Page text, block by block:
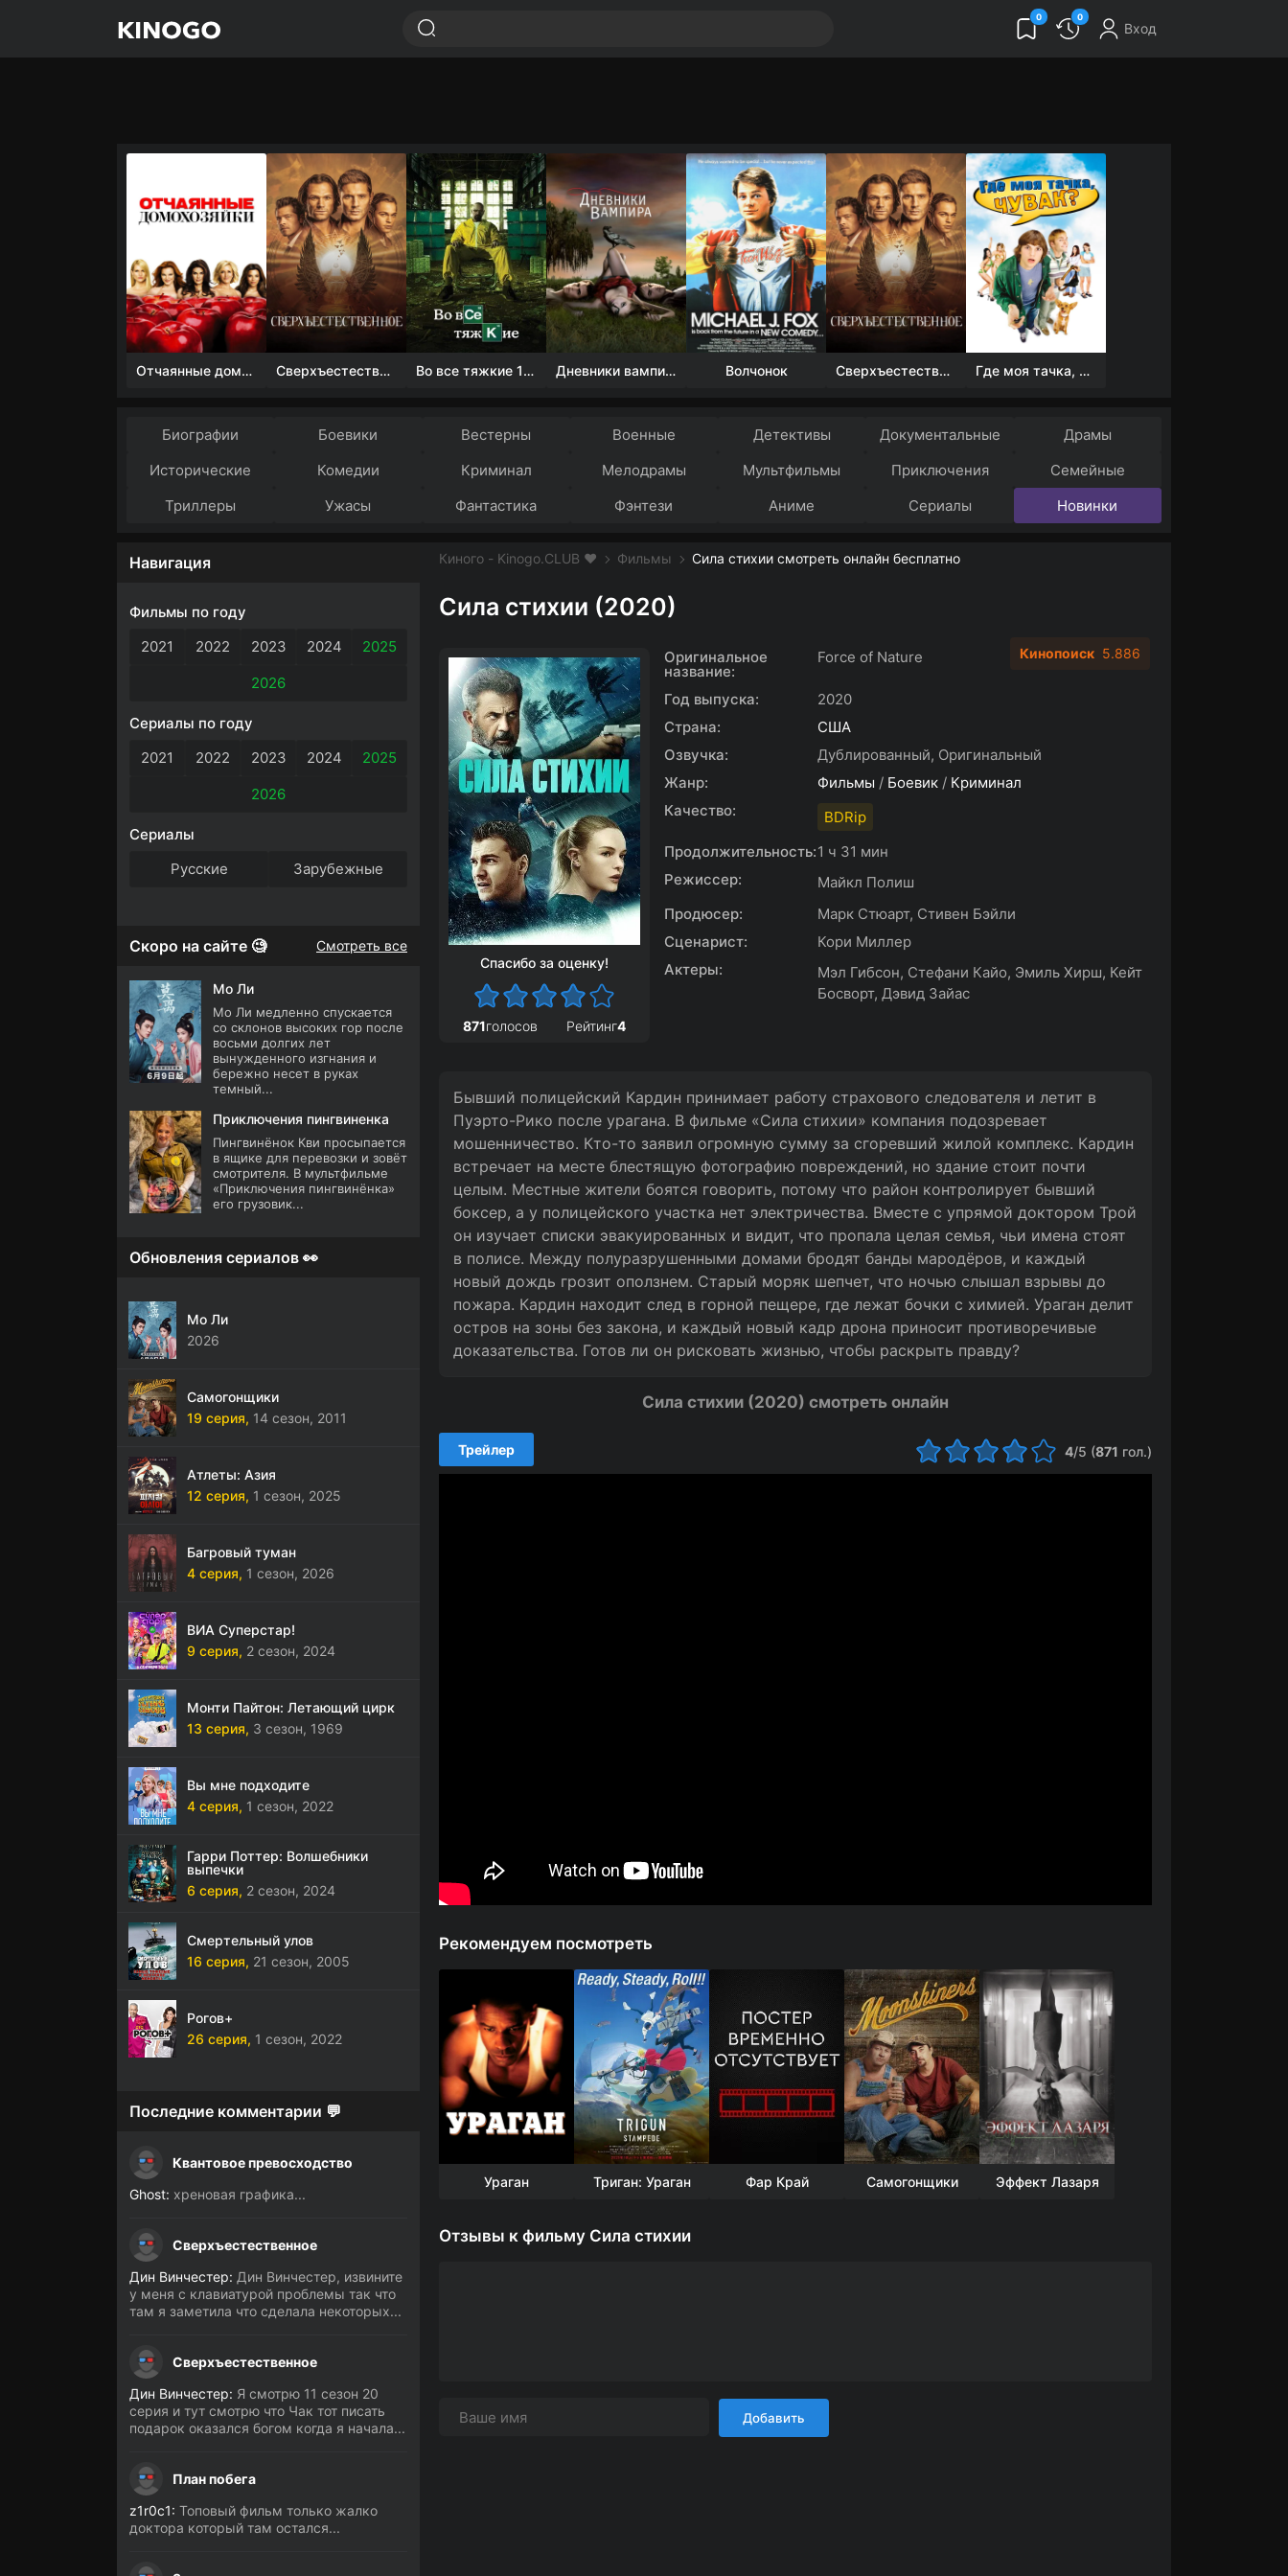
0 0
Вход
Отчаянные домохозяйки (1 сезон) Сверхъестественное Во все тяжкие 1-5 сезон Дневники вампира (4 сезон) Волчонок Сверхъестественное Где моя тачка, чувак?
Биографии Боевики Вестерны Военные Детективы Документальные
Драмы
Исторические
Комедии Криминал Мелодрамы Мультфильмы Приключения
Семейные
Триллеры
Ужасы Фантастика Фэнтези Аниме Сериалы Новинки
Киного - Kinogo.CLUB ❤️ Фильмы Сила стихии смотреть онлайн бесплатно
Сила стихии (2020)
Спасибо за оценку!
871голосов Рейтинг4
Оригинальное
название:
Force of Nature
Год выпуска:
2020
Страна:
США
Озвучка:
Дублированный, Оригинальный
Жанр:
Фильмы / Боевик / Криминал
Качество:
BDRip
Продолжительность:1 ч 31 мин
Режиссер:
Майкл Полиш
Продюсер:
Марк Стюарт, Стивен Бэйли
Сценарист:
Кори Миллер
Актеры:
Мэл Гибсон, Стефани Кайо, Эмиль Хирш, Кейт
Босворт, Дэвид Зайас
Кинопоиск 5.886
Бывший полицейский Кардин принимает работу страхового следователя и летит в
Пуэрто-Рико после урагана. В фильме «Сила стихии» компания подозревает
мошенничество. Кто-то заявил огромную сумму за сгоревший жилой комплекс. Кардин
встречает на месте блестящую фотографию повреждений, но здание стоит почти
целым. Местные жители боятся говорить, потому что район контролирует бывший
боксер, а у полицейского участка нет электричества. Вместе с упрямой доктором Трой
он изучает списки эвакуированных и видит, что пропала целая семья, чьи имена стоят
в полисе. Между полуразрушенными домами бродят банды мародёров, и каждый
новый дождь грозит оползнем. Старый моряк шепчет, что ночью слышал взрывы до
пожара. Кардин находит след в горной пещере, где лежат бочки с химией. Ураган делит
остров на зоны без закона, и каждый новый кадр дрона приносит противоречивые
доказательства. Готов ли он рисковать жизнью, чтобы раскрыть правду?
Сила стихии (2020) смотреть онлайн
4/5 (871 гол.)
Трейлер
Рекомендуем посмотреть
Ураган Триган: Ураган Фар Край Самогонщики Эффект Лазаря
Отзывы к фильму Сила стихии
Добавить
Навигация
Фильмы по году
2021
2022 2023 2024
2025
2026
Сериалы по году
2021
2022 2023 2024
2025
2026
Сериалы
Русские
Зарубежные
Скоро на сайте 🧐 Смотреть все
Мо Ли
Мо Ли медленно спускается
со склонов высоких гор после
восьми долгих лет
вынужденного изгнания и
бережно несет в руках
темный...
Приключения пингвиненка
Пингвинёнок Кви просыпается
в ящике для перевозки и зовёт
смотрителя. В мультфильме
«Приключения пингвинёнка»
его грузовик...
Обновления сериалов 👀
Мо Ли
2026
Самогонщики
19 серия, 14 сезон, 2011
Атлеты: Азия
12 серия, 1 сезон, 2025
Багровый туман
4 серия, 1 сезон, 2026
ВИА Суперстар!
9 серия, 2 сезон, 2024
Монти Пайтон: Летающий цирк
13 серия, 3 сезон, 1969
Вы мне подходите
4 серия, 1 сезон, 2022
Гарри Поттер: Волшебники
выпечки
6 серия, 2 сезон, 2024
Смертельный улов
16 серия, 21 сезон, 2005
Рогов+
26 серия, 1 сезон, 2022
Последние комментарии 💬
Квантовое превосходство
Ghost: хреновая графика...
Сверхъестественное
Дин Винчестер: Дин Винчестер, извините
у меня с клавиатурой проблемы так что
там я заметила что сделала некоторых...
Сверхъестественное
Дин Винчестер: Я смотрю 11 сезон 20
серия и тут смотрю что Чак тот писать
подарок оказался богом когда я начала...
План побега
z1r0c1: Топовый фильм только жалко
доктора который там остался...